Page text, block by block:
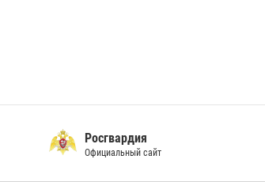
Росгвардия
Официальный сайт